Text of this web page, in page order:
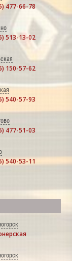
477-66-78
513-13-02
150-57-62
540-57-93
477-51-03
540-53-11